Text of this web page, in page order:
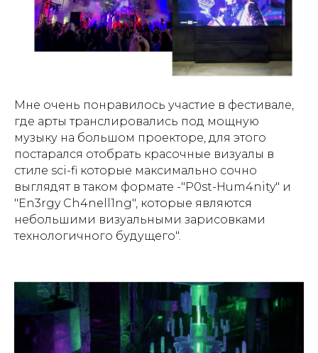
Мне очень понравилось участие в фестивале,
где арты транслировались под мощную
музыку на большом проекторе, для этого
постарался отобрать красочные визуалы в
стиле sci-fi которые максимально сочно
выглядят в таком формате -"P0st-Hum4nity" и
"En3rgy Ch4nell1ng", которые являются
небольшими визуальными зарисовками
технологичного будущего".